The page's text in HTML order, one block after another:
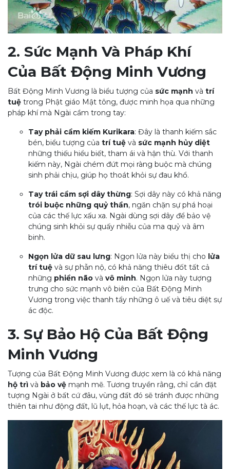
2. Sức Mạnh Và Pháp Khí
Của Bất Động Minh Vương
Bất Động Minh Vương là biểu tượng của sức mạnh và trí
tuệ trong Phật giáo Mật tông, được minh họa qua những
pháp khí mà Ngài cầm trong tay:
Tay phải cầm kiếm Kurikara: Đây là thanh kiếm sắc
bén, biểu tượng của trí tuệ và sức mạnh hủy diệt
những thiếu hiểu biết, tham ái và hận thù. Với thanh
kiếm này, Ngài chém đứt mọi ràng buộc mà chúng
sinh phải chịu, giúp họ thoát khỏi sự đau khổ.
Tay trái cầm sợi dây thừng: Sợi dây này có khả năng
trói buộc những quỷ thần, ngăn chặn sự phá hoại
của các thế lực xấu xa. Ngài dùng sợi dây để bảo vệ
chúng sinh khỏi sự quấy nhiễu của ma quỷ và âm
binh.
Ngọn lửa dữ sau lưng: Ngọn lửa này biểu thị cho lửa
trí tuệ và sự phẫn nộ, có khả năng thiêu đốt tất cả
những phiền não và vô minh. Ngọn lửa này tượng
trưng cho sức mạnh vô biên của Bất Động Minh
Vương trong việc thanh tẩy những ô uế và tiêu diệt sự
ác độc.
3. Sự Bảo Hộ Của Bất Động
Minh Vương
Tượng của Bất Động Minh Vương được xem là có khả năng
hộ trì và bảo vệ mạnh mẽ. Tương truyền rằng, chỉ cần đặt
tượng Ngài ở bất cứ đâu, vùng đất đó sẽ tránh được những
thiên tai như động đất, lũ lụt, hỏa hoạn, và các thế lực tà ác.